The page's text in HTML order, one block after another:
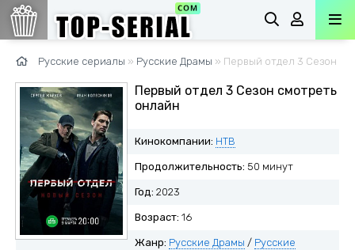
Русские сериалы » Русские Драмы » Первый отдел 3 Сезон
Первый отдел 3 Сезон смотреть
онлайн
Кинокомпании: НТВ
Продолжительность: 50 минут
Год: 2023
Возраст: 16
Жанр: Русские Драмы / Русские